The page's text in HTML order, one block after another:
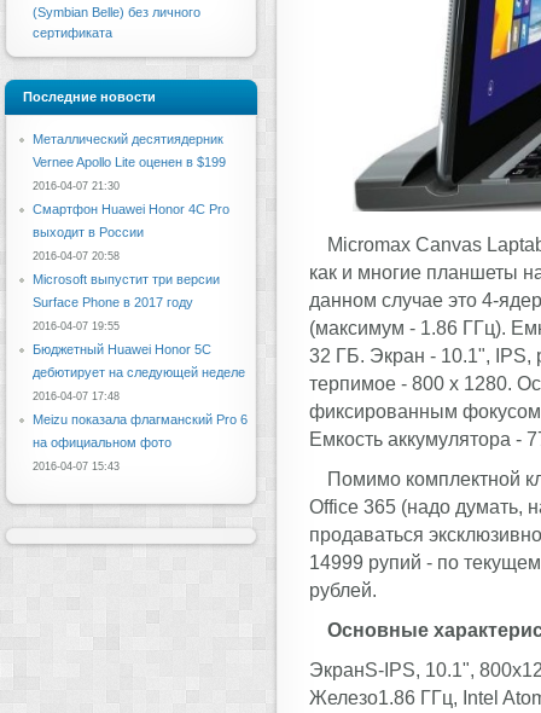
Micromax Canvas
как и многие планшеты
данном случае это 4-
(максимум - 1.86 ГГц).
32 ГБ. Экран - 10.1", IPS,
терпимое - 800 x 1280.
фиксированным
Емкость аккумулятора -
Помимо комплектной
Office 365 (надо думать,
продаваться
14999 рупий - по
рублей.
Основные
ЭкранS-IPS, 10.1",
Железо1.86 ГГц, Intel
(Symbian Belle) без личного
сертификата
Последние новости
Металлический десятиядерник
Vernee Apollo Lite оценен в $199
2016-04-07 21:30
Смартфон Huawei Honor 4C Pro
выходит в России
2016-04-07 20:58
Microsoft выпустит три версии
Surface Phone в 2017 году
2016-04-07 19:55
Бюджетный Huawei Honor 5C
дебютирует на следующей неделе
2016-04-07 17:48
Meizu показала флагманский Pro 6
на официальном фото
2016-04-07 15:43